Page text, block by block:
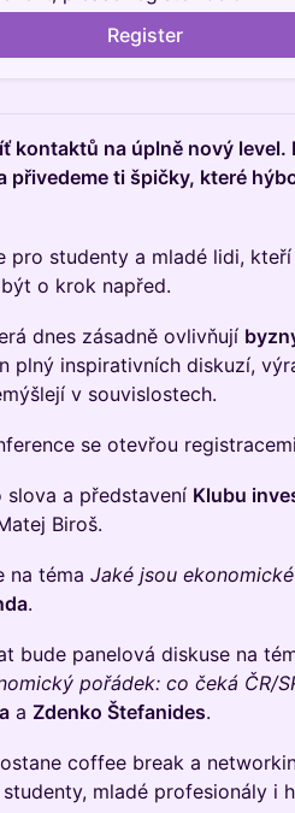
Register
kontaktů na úplně nový level.
přivedeme ti špičky, které
pro studenty a mladé lidi,
o krok napřed.
dnes zásadně ovlivňují
plný inspirativních diskuzí,
v souvislostech.
se otevřou
slova a představení Klubu
Biroš.
na téma Jaké jsou
.
bude panelová diskuse na
pořádek: co čeká ČR/
a Zdenko Štefanides.
coffee break a
mladé profesionály i